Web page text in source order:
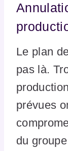
Le plan
pas là.
prévues
du